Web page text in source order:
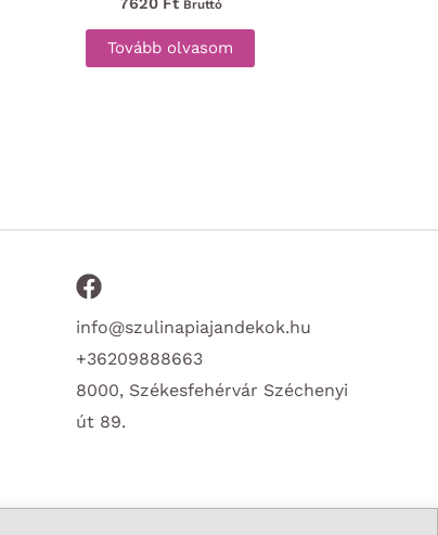
7620 Ft Bruttó
Tovább olvasom
info@szulinapiajandekok.hu
+36209888663
8000, Székesfehérvár Széchenyi
út 89.